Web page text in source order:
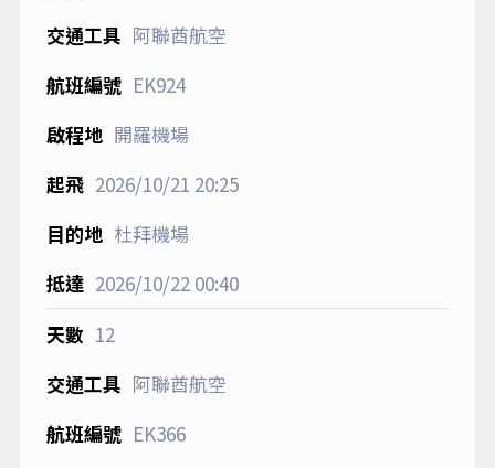
阿聯酋航空
EK924
開羅機場
2026/10/21 20:25
杜拜機場
2026/10/2200:40
12
阿聯酋航空
EK366